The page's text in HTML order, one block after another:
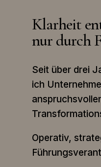
Klarheit
nur durch
Seit über drei
ich
Operativ,